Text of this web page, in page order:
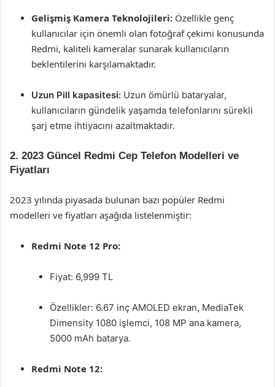
Gelişmiş Kamera Teknolojileri: Özellikle genç
kullanıcılar için önemli olan fotoğraf çekimi konusunda
Redmi, kaliteli kameralar sunarak kullanıcıların
beklentilerini karşılamaktadır.
Uzun Pill kapasitesi: Uzun ömürlü bataryalar,
kullanıcıların gündelik yaşamda telefonlarını sürekli
şarj etme ihtiyacını azaltmaktadır.
2. 2023 Güncel Redmi Cep Telefon Modelleri ve
Fiyatları
2023 yılında piyasada bulunan bazı popüler Redmi
modelleri ve fiyatları aşağıda listelenmiştir:
Redmi Note 12 Pro:
Fiyat: 6,999 TL
Özellikler: 6.67 inç AMOLED ekran, MediaTek
Dimensity 1080 işlemci, 108 MP ana kamera,
5000 mAh batarya.
Redmi Note 12: